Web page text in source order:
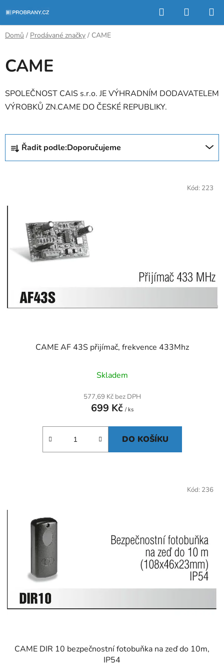
na
obsah
Hledat
KOŠÍK
Domů / Prodávané značky / CAME
CAME
SPOLEČNOST CAIS s.r.o. JE VÝHRADNÍM DODAVATELEM
VÝROBKŮ ZN.CAME DO ČESKÉ REPUBLIKY.
Ř
z
í
ů
Řadit podle:Doporučujeme
p
k
CAME AF 43S přijímač, frekvence 433Mhz
Skladem
577,69 Kč bez DPH
699 Kč / ks
DO KOŠÍKU
Kód: 223
CAME DIR 10 bezpečnostní fotobuňka na zeď do 10m,
IP54
Kód: 236